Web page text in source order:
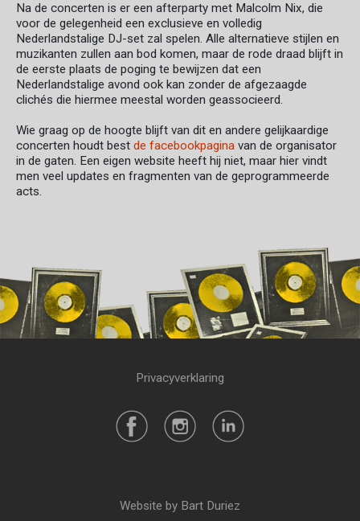
Na de concerten is er een afterparty met Malcolm Nix, die
voor de gelegenheid een exclusieve en volledig
Nederlandstalige DJ-set zal spelen. Alle alternatieve stijlen en
muzikanten zullen aan bod komen, maar de rode draad blijft in
de eerste plaats de poging te bewijzen dat een
Nederlandstalige avond ook kan zonder de afgezaagde
clichés die hiermee meestal worden geassocieerd.
Wie graag op de hoogte blijft van dit en andere gelijkaardige
concerten houdt best de facebookpagina van de organisator
in de gaten. Een eigen website heeft hij niet, maar hier vindt
men veel updates en fragmenten van de geprogrammeerde
acts.
Privacyverklaring
Website by Bart Duriez